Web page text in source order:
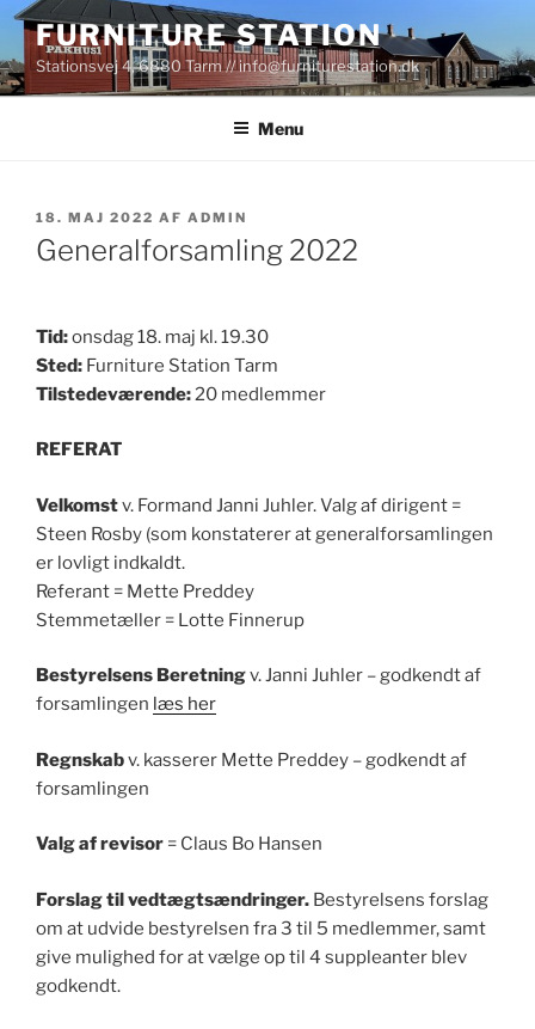
Videre
indhold
FURNITURE STATION
Stationsvej 4, 6880 Tarm // info@furniturestation.dk
Menu
UDGIVET
DEN
18. MAJ 2022 AF ADMIN
Generalforsamling 2022
Tid:onsdag 18. maj kl. 19.30
Sted: Furniture Station Tarm
Tilstedeværende:20 medlemmer
REFERAT
Velkomstv. Formand Janni Juhler. Valg af dirigent =
Steen Rosby (som konstaterer at generalforsamlingen
er lovligt indkaldt.
Referant = Mette Preddey
Stemmetæller = Lotte Finnerup
Bestyrelsens Beretningv. Janni Juhler – godkendt af
forsamlingen læs her
Regnskabv. kasserer Mette Preddey – godkendt af
forsamlingen
Valg af revisor = Claus Bo Hansen
Forslag til vedtægtsændringer. Bestyrelsens forslag
om at udvide bestyrelsen fra 3 til 5 medlemmer, samt
give mulighed for at vælge op til 4 suppleanter blev
godkendt.